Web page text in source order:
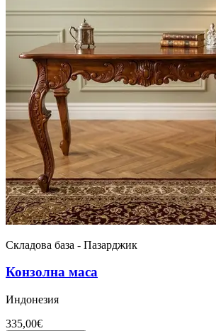
Складова база - Пазарджик
Конзолна маса
Индонезия
335,00€